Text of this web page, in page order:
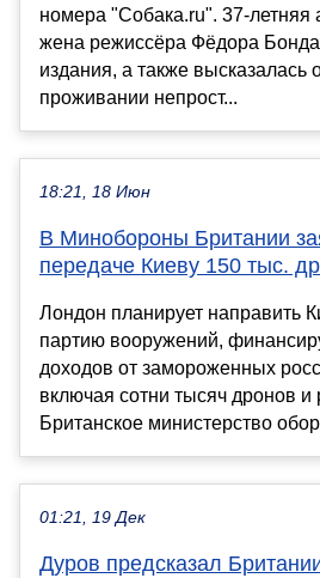
номера "Собака.ru". 37-летняя
жена режиссёра Фёдора
издания, а также высказалась
проживании непрост...
18:21, 18 Июн
В Минобороны Британии
передаче Киеву 150 тыс.
Лондон планирует направить
партию вооружений,
доходов от замороженных
включая сотни тысяч дронов
Британское министерство
01:21, 19 Дек
Дуров предсказал